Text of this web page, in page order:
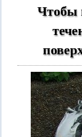
Чтобы